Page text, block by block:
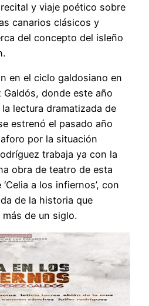
recital y viaje poético sobre
canarios clásicos y
del concepto del isleño
en el ciclo galdosiano en
Galdós, donde este año
lectura dramatizada de
estrenó el pasado año
por la situación
trabaja ya con la
obra de teatro de esta
a los infiernos’, con
de la historia que
de un siglo.